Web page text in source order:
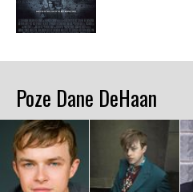
Poze Dane DeHaan